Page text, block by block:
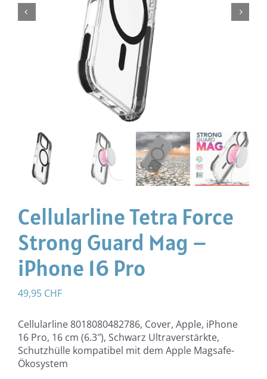
Cellularline Tetra Force
Strong Guard Mag –
iPhone 16 Pro
49,95 CHF
Cellularline 8018080482786, Cover, Apple, iPhone
16 Pro, 16 cm (6.3″), Schwarz Ultraverstärkte,
Schutzhülle kompatibel mit dem Apple Magsafe-
Ökosystem